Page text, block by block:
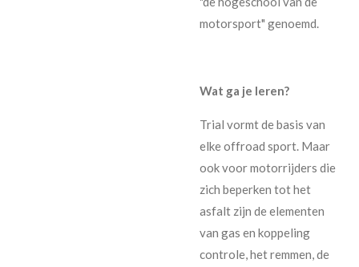
motorsport" genoemd.
Wat ga je leren?
Trial vormt de basis van
elke offroad sport. Maar
ook voor motorrijders die
zich beperken tot het
asfalt zijn de elementen
van gas en koppeling
controle, het remmen, de